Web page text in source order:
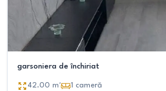
garsoniera de închiriat
42.00 m² 1 cameră